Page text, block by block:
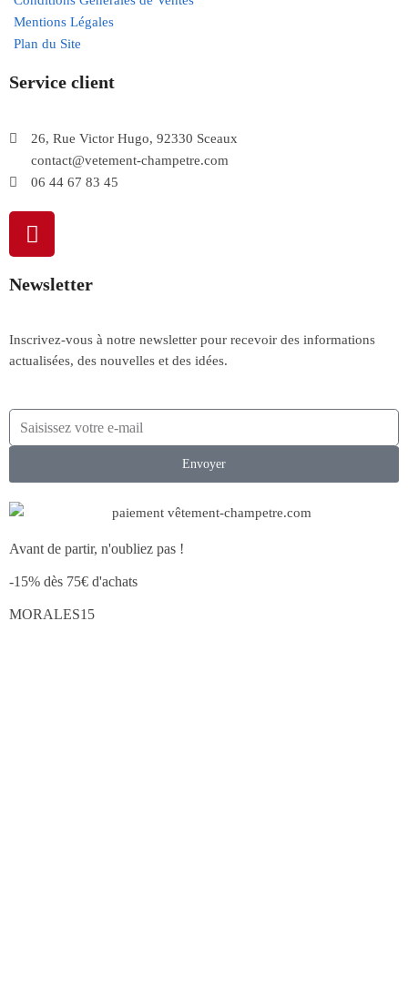
Mentions Légales
Plan du Site
Service client
26, Rue Victor Hugo, 92330 Sceaux
contact@vetement-champetre.com
06 44 67 83 45
Newsletter
Inscrivez-vous à notre newsletter pour recevoir des informations
actualisées, des nouvelles et des idées.
Envoyer
Avant de partir, n'oubliez pas !
-15% dès 75€ d'achats
MORALES15